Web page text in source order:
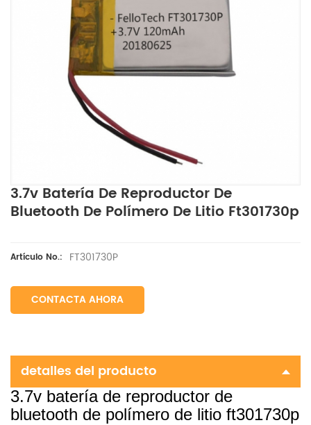
3.7v Batería De Reproductor De
Bluetooth De Polímero De Litio Ft301730p
Artículo No.: FT301730P
CONTACTA AHORA
detalles del producto
3.7v batería de reproductor de
bluetooth de polímero de litio ft301730p